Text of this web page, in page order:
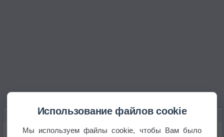
КАРТЫ ПОГОДЫ В РАЙНЕ
Температура
Использование файлов cookie
Мы используем файлы cookie, чтобы Вам было